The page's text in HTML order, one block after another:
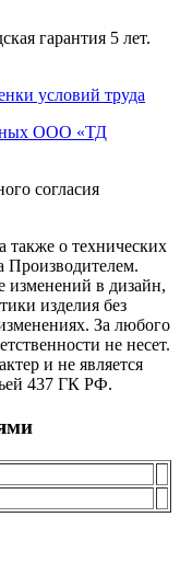
гарантия 5 лет.
условий труда
ООО «ТД
согласия
также о технических
Производителем.
изменений в дизайн,
изделия без
За любого
не несет.
и не является
437 ГК РФ.